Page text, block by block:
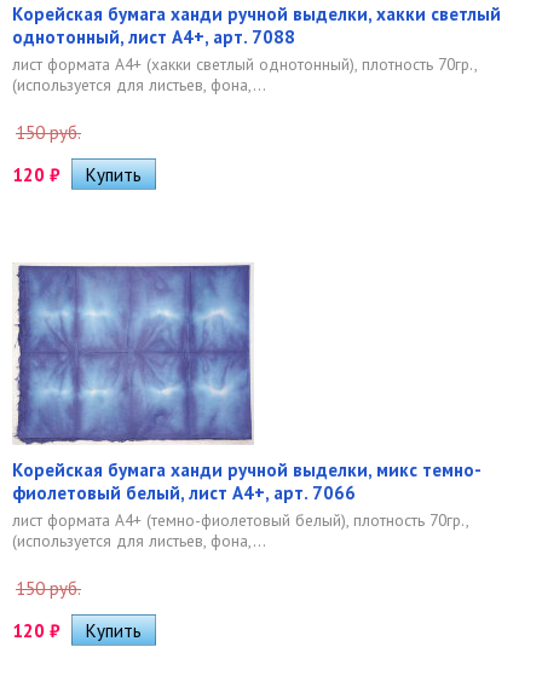
Корейская бумага ханди ручной выделки, хакки светлый
однотонный, лист А4+, арт. 7088
лист формата А4+ (хакки светлый однотонный), плотность 70гр.,
(используется для листьев, фона,...
150 руб.
120 ₽
Корейская бумага ханди ручной выделки, микс темно-
фиолетовый белый, лист А4+, арт. 7066
лист формата А4+ (темно-фиолетовый белый), плотность 70гр.,
(используется для листьев, фона,...
150 руб.
120 ₽